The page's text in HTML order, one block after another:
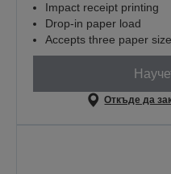
Impact receipt printing
Drop-in paper load
Accepts three paper
Откъде да